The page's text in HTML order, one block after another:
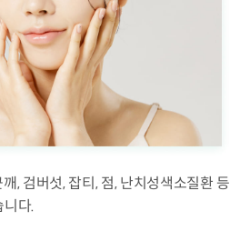
, 검버섯, 잡티, 점, 난치성색소질환 등
다.